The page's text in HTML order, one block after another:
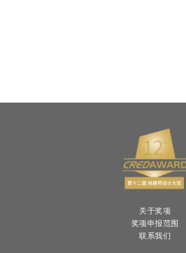
关于奖项
奖项申报范围
联系我们